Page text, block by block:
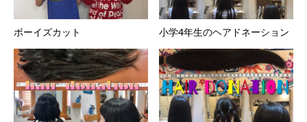
ボーイズカット 小学4年生のヘアドネーション